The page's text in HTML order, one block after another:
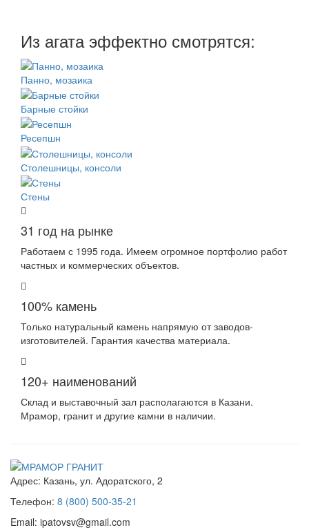
Из агата эффектно смотрятся:
Панно, мозаика
Барные стойки
Ресепшн
Столешницы, консоли
Стены
31 год на рынке
Работаем с 1995 года. Имеем огромное портфолио работ
частных и коммерческих объектов.
100% камень
Только натуральный камень напрямую от заводов-
изготовителей. Гарантия качества материала.
120+ наименований
Склад и выставочный зал располагаются в Казани.
Мрамор, гранит и другие камни в наличии.
Адрес: Казань, ул. Адоратского, 2
Телефон: 8 (800) 500-35-21
Email: ipatovsv@gmail.com